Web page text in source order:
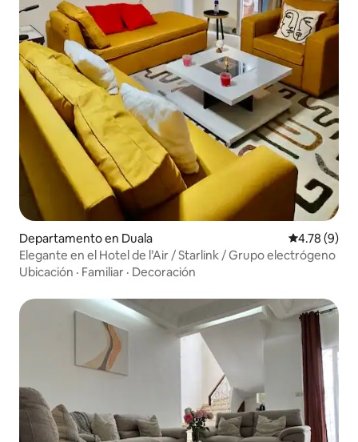
Departamento en Duala Calificación
4.78 (9)
Elegante en el Hotel de l’Air / Starlink / Grupo electrógeno
Ubicación · Familiar · Decoración